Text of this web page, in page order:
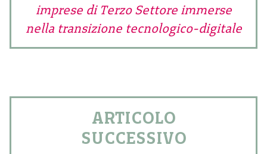
imprese di Terzo Settore immerse
nella transizione tecnologico-digitale
ARTICOLO
SUCCESSIVO